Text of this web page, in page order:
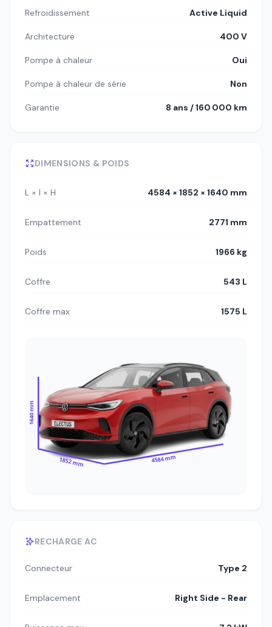
Refroidissement Active Liquid
Architecture 400 V
Pompe à chaleur Oui
Pompe à chaleur de série Non
Garantie 8 ans / 160 000 km
DIMENSIONS & POIDS
L × l × H 4584 × 1852 × 1640 mm
Empattement 2771 mm
Poids 1966 kg
Coffre 543 L
Coffre max 1575 L
1640 mm
1852 mm 4584 mm
RECHARGE AC
Connecteur Type 2
Emplacement Right Side - Rear